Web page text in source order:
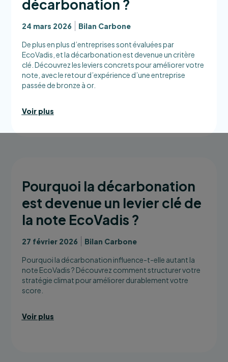
décarbonation ?
24 mars 2026
Bilan Carbone
De plus en plus d’entreprises sont évaluées par
EcoVadis, et la décarbonation est devenue un critère
clé. Découvrez les leviers concrets pour améliorer votre
note, avec le retour d’expérience d’une entreprise
passée de bronze à or.
Voir plus
Pourquoi la décarbonation
est devenue un levier clé de
la note EcoVadis ?
27 février 2026
Bilan Carbone
Pourquoi la décarbonation influence-t-elle autant la
note EcoVadis ? Découvrez comment structurer votre
stratégie climat pour améliorer durablement votre
score.
Voir plus